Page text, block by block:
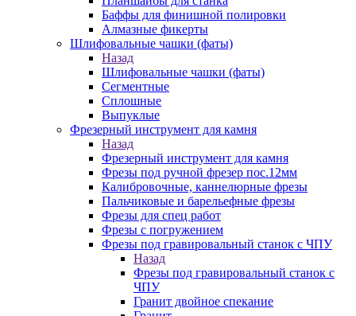
Баффы для финишной полировки
Алмазные фикерты
Шлифовальные чашки (фаты)
Назад
Шлифовальные чашки (фаты)
Сегментные
Сплошные
Выпуклые
Фрезерный инструмент для камня
Назад
Фрезерный инструмент для камня
Фрезы под ручной фрезер пос.12мм
Калибровочные, каннелюрные фрезы
Пальчиковые и барельефные фрезы
Фрезы для спец работ
Фрезы с погружением
Фрезы под гравировальный станок с ЧПУ
Назад
Фрезы под гравировальный станок с
ЧПУ
Гранит двойное спекание